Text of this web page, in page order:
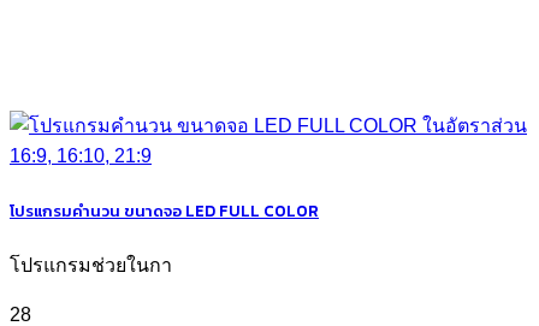
โปรแกรมคำนวน ขนาดจอ LED FULL COLOR
โปรแกรมช่วยในกา
28